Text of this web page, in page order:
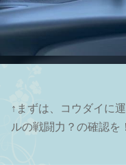
↑まずは、コウダイに
ルの戦闘力？の確認を